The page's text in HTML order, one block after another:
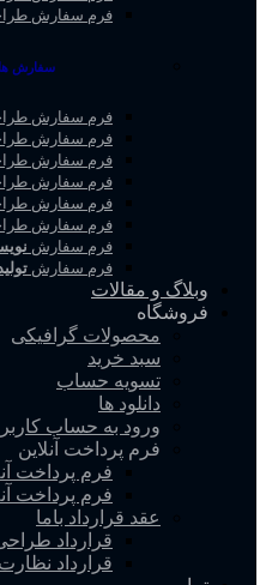
فرم سفارش
سفارش
فرم سفارش
فرم سفارش
فرم سفارش
فرم سفارش
فرم سفارش
فرم سفارش
فرم سفارش
فرم سفارش
وبلاگ و مقالات
فروشگاه
محصولات گرافیکی
سبد خرید
تسویه حساب
دانلود ها
ورود به حساب
فرم پرداخت آنلاین
فرم پرداخت
فرم پرداخت
عقد قرارداد باما
قرارداد
قرارداد